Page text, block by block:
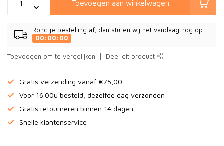
Toevoegen aan winkelwagen
Rond je bestelling af, dan sturen wij het vandaag nog op:
00:00:00
Toevoegen om te vergelijken Deel dit product
Gratis verzending vanaf €75,00
Voor 16.00u besteld, dezelfde dag verzonden
Gratis retourneren binnen 14 dagen
Snelle klantenservice